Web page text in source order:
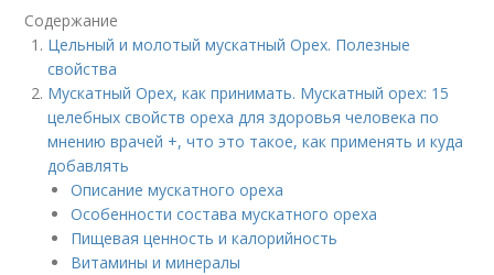
Содержание
Цельный и молотый мускатный Орех. Полезные
свойства
Мускатный Орех, как принимать. Мускатный орех: 15
целебных свойств ореха для здоровья человека по
мнению врачей +, что это такое, как применять и куда
добавлять
Описание мускатного ореха
Особенности состава мускатного ореха
Пищевая ценность и калорийность
Витамины и минералы